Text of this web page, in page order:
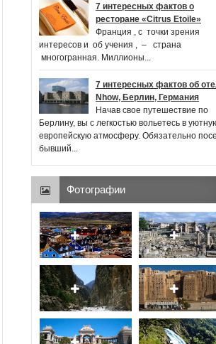
7 интересных фактов о
ресторане «Citrus Etoile»
Франция , с точки зрения
интересов и об учения , ‒ страна
многогранная. Миллионы...
7 интересных фактов об
Nhow, Берлин, Германия
Начав свое путешествие по
Берлину, вы с легкостью вольетесь в
европейскую атмосферу. Обязательно
бывший...
Фотографии